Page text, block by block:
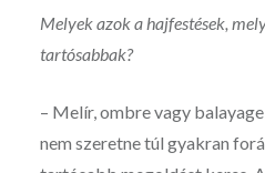
Melyek azok a hajfestések,
tartósabbak?
– Melír, ombre vagy
nem szeretne túl gyakran